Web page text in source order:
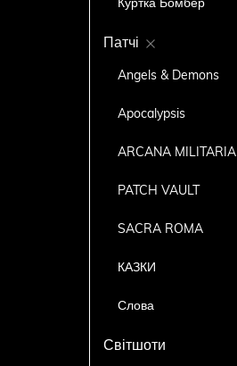
Куртка Бомбер
Патчі
Angels & Demons
Apocalypsis
ARCANA MILITARIA
PATCH VAULT
SACRA ROMA
КАЗКИ
Слова
Світшоти